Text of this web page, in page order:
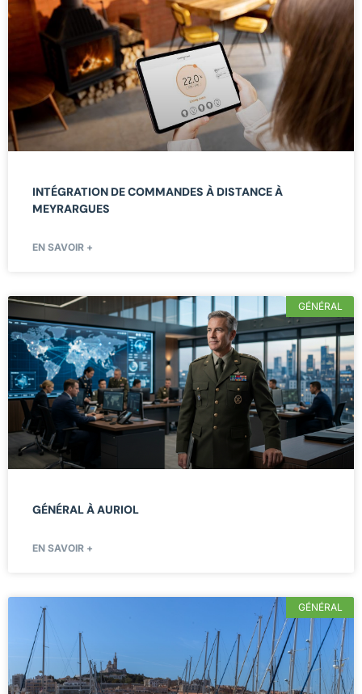
INTÉGRATION DE COMMANDES À DISTANCE À
MEYRARGUES
EN SAVOIR +
GÉNÉRAL
GÉNÉRAL À AURIOL
EN SAVOIR +
GÉNÉRAL